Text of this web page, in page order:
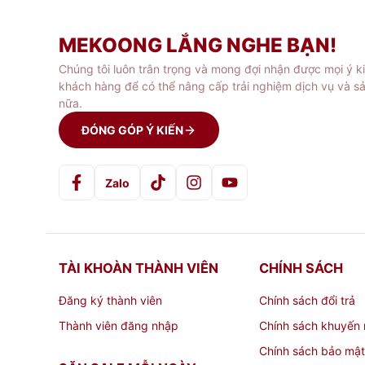
Tính thẩm mỹ cao: Khung nhôm
bày hoặc quảng cáo, thu hút sự
Ứng dụng Khung Nhôm dùng
Khung ảnh: Khung nhôm 8mm
thuật một cách chuyên nghiệp.
Bảng quảng cáo: Khung nhôm
các cửa hàng, siêu thị, sân bay,
Bảng hiển thị sản phẩm: Khung
showroom, giúp trưng bày sản
MEKOONG LẮNG NGHE BẠN!
Chúng tôi luôn trân trọng và mong đợi nhận được mọi ý
khách hàng để có thể nâng cấp trải nghiệm dịch vụ và
nữa.
ĐÓNG GÓP Ý KIẾN
Zalo
TÀI KHOÀN THÀNH VIÊN
Đăng ký thành viên
Thành viên đăng nhập
CHÍNH SÁCH
Chính sách đổi trả
Chính sách khuyến
Chính sách bảo mật